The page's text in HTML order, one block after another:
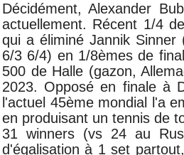
Décidément, Alexander
actuellement. Récent 1/4
qui a éliminé Jannik
6/3 6/4) en 1/8èmes de
500 de Halle (gazon,
2023. Opposé en finale à
l'actuel 45ème mondial l'a
en produisant un tennis de
31 winners (vs 24 au
d'égalisation à 1 set